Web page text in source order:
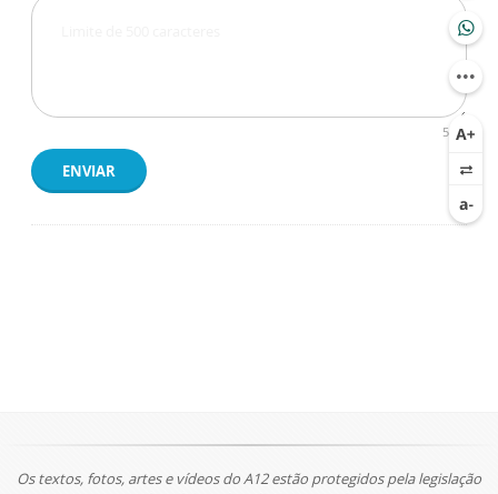
500
ENVIAR
Os textos, fotos, artes e vídeos do A12 estão protegidos pela legislação